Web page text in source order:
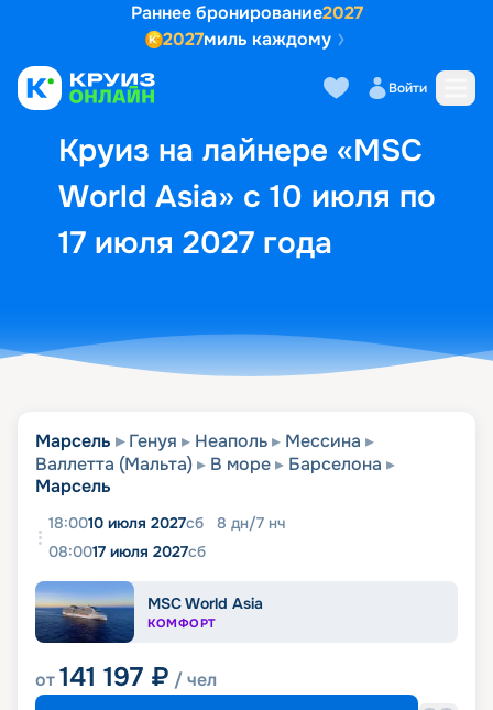
Раннее бронирование2027
2027миль каждому
Войти
Круиз на лайнере «MSC
World Asia» с 10 июля по
17 июля 2027 года
Выбор кают Маршрут и
Марсель Генуя Неаполь
Мессина
Валлетта (Мальта)
В море
Барселона
Марсель
18:0010 июля 2027сб 8 дн/7 нч
08:0017 июля 2027сб
MSC World Asia
КОМФОРТ
от141 197 ₽ / чел